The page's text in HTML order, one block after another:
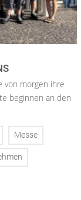
von morgen ihre
beginnen an den
Messe